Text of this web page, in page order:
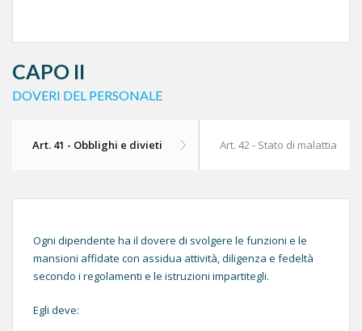
CAPO II
DOVERI DEL PERSONALE
Art. 41 - Obblighi e divieti Art. 42 - Stato di malattia
Ogni dipendente ha il dovere di svolgere le funzioni e le
mansioni affidate con assidua attività, diligenza e fedeltà
secondo i regolamenti e le istruzioni impartitegli.
Egli deve: